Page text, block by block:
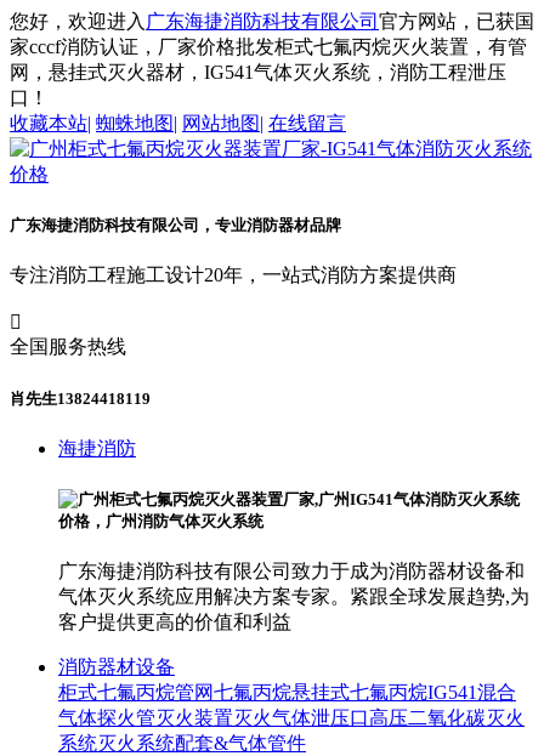
您好，欢迎进入 广东海捷消防科技有限公司 官方网站，已获国
家cccf消防认证，厂家价格批发柜式七氟丙烷灭火装置，有管
网，悬挂式灭火器材，IG541气体灭火系统，消防工程泄压
口！
收藏本站| 蜘蛛地图| 网站地图| 在线留言
广东海捷消防科技有限公司，专业消防器材品牌
专注消防工程施工设计20年，一站式消防方案提供商

全国服务热线
肖先生13824418119
海捷消防
广东海捷消防科技有限公司致力于成为消防器材设备和
气体灭火系统应用解决方案专家。紧跟全球发展趋势,为
客户提供更高的价值和利益
消防器材设备
柜式七氟丙烷管网七氟丙烷悬挂式七氟丙烷IG541混合
气体探火管灭火装置灭火气体泄压口高压二氧化碳灭火
系统灭火系统配套&气体管件